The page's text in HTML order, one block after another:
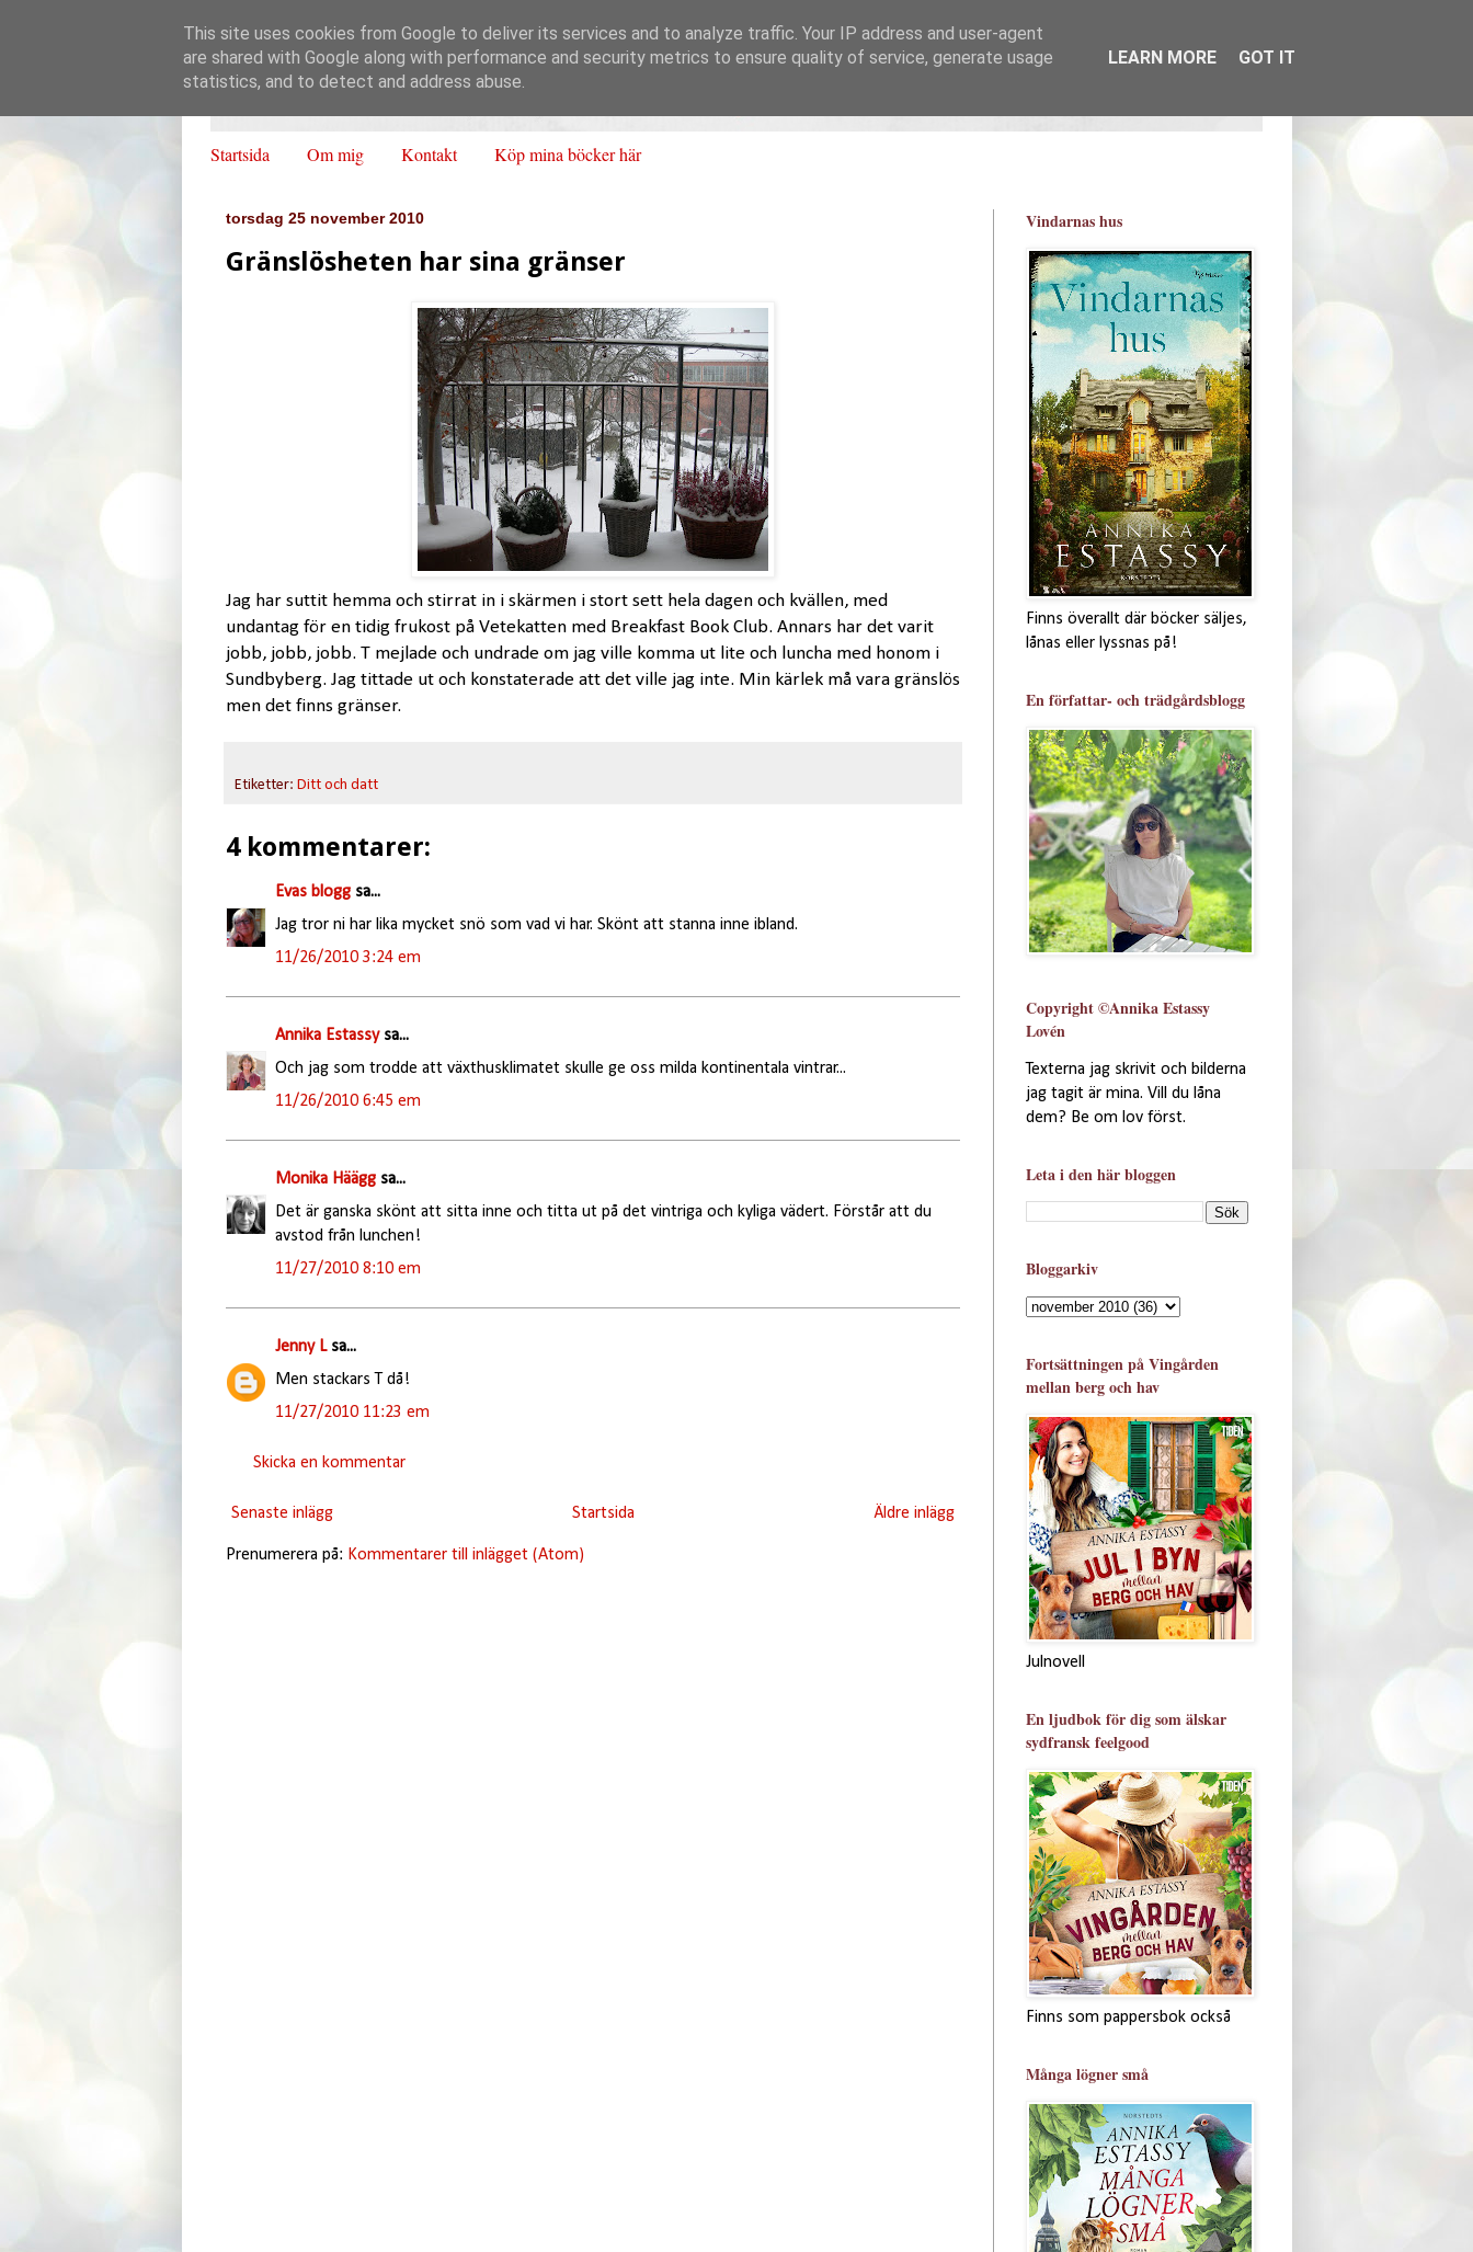
Startsida Om mig Kontakt Köp mina böcker här
torsdag 25 november 2010
Gränslösheten har sina gränser
Jag har suttit hemma och stirrat in i skärmen i stort sett hela dagen och kvällen, med
undantag för en tidig frukost på Vetekatten med Breakfast Book Club. Annars har det varit
jobb, jobb, jobb. T mejlade och undrade om jag ville komma ut lite och luncha med honom i
Sundbyberg. Jag tittade ut och konstaterade att det ville jag inte. Min kärlek må vara gränslös
men det finns gränser.
Etiketter: Ditt och datt
4 kommentarer:
Evas bloggsa...
Jag tror ni har lika mycket snö som vad vi har. Skönt att stanna inne ibland.
11/26/2010 3:24 em
Annika Estassysa...
Och jag som trodde att växthusklimatet skulle ge oss milda kontinentala vintrar...
11/26/2010 6:45 em
Monika Hääggsa...
Det är ganska skönt att sitta inne och titta ut på det vintriga och kyliga vädert. Förstår att du
avstod från lunchen!
11/27/2010 8:10 em
Jenny Lsa...
Men stackars T då!
11/27/2010 11:23 em
Skicka en kommentar
Senaste inlägg Äldre inlägg
Startsida
Prenumerera på: Kommentarer till inlägget (Atom)
Vindarnas hus
Finns överallt där böcker säljes,
lånas eller lyssnas på!
En författar- och trädgårdsblogg
Copyright ©Annika Estassy
Lovén
Texterna jag skrivit och bilderna
jag tagit är mina. Vill du låna
dem? Be om lov först.
Leta i den här bloggen
Bloggarkiv
Fortsättningen på Vingården
mellan berg och hav
Julnovell
En ljudbok för dig som älskar
sydfransk feelgood
Finns som pappersbok också
Många lögner små
This site uses cookies from Google to deliver its services and to analyze traffic. Your IP address and user-agent
are shared with Google along with performance and security metrics to ensure quality of service, generate usage
statistics, and to detect and address abuse.
LEARN MORE GOT IT